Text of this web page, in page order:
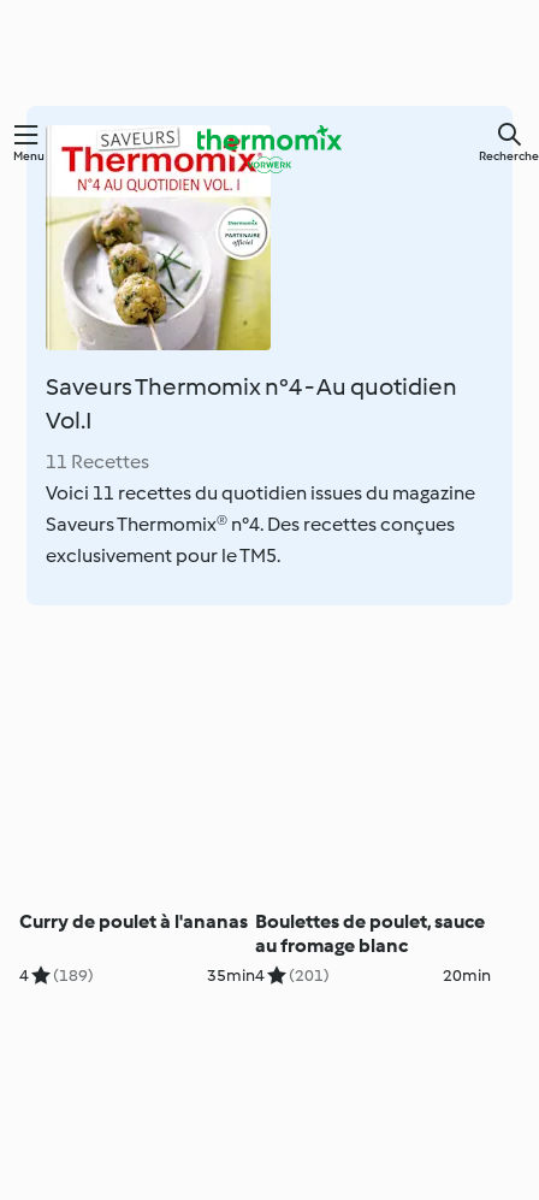
Skip
content
Menu Recherche
Saveurs Thermomix n°4 - Au quotidien
Vol.I
11 Recettes
Voici 11 recettes du quotidien issues du magazine
Saveurs Thermomix® n°4. Des recettes conçues
exclusivement pour le TM5.
Curry de poulet à l'ananas
4 (189) 35min
Boulettes de poulet, sauce
au fromage blanc
4 (201) 20min